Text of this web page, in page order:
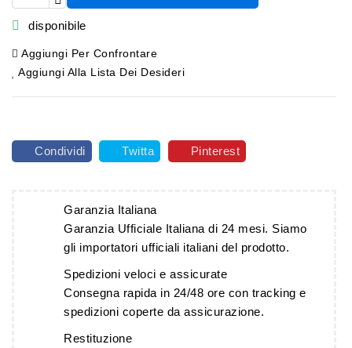
 disponibile
Aggiungi Per Confrontare
Aggiungi Alla Lista Dei Desideri
Condividi Twitta Pinterest
Garanzia Italiana
Garanzia Ufficiale Italiana di 24 mesi. Siamo
gli importatori ufficiali italiani del prodotto.
Spedizioni veloci e assicurate
Consegna rapida in 24/48 ore con tracking e
spedizioni coperte da assicurazione.
Restituzione